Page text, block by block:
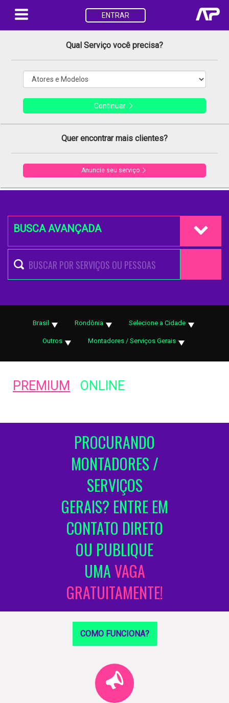
ENTRAR
Qual Serviço você precisa?
Continuar
Quer encontrar mais clientes?
Anuncie seu serviço
BUSCA AVANÇADA
Brasil Rondônia Selecione a Cidade
Outros Montadores / Serviços Gerais
PREMIUM ONLINE
PROCURANDO
MONTADORES /
SERVIÇOS
GERAIS? ENTRE EM
CONTATO DIRETO
OU PUBLIQUE
UMAVAGA
GRATUITAMENTE!
COMO FUNCIONA?